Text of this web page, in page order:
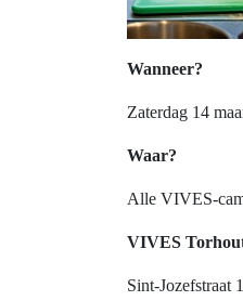
Wanneer?
Zaterdag 14
Waar?
Alle VIVES-
VIVES
Sint-Jozefstraat